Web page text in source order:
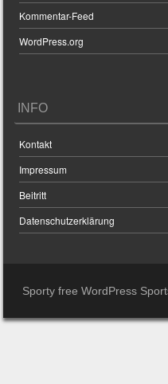
Kommentar-Feed
WordPress.org
INFO
Kontakt
Impressum
Beitritt
Datenschutzerklärung
Sporty free WordPress